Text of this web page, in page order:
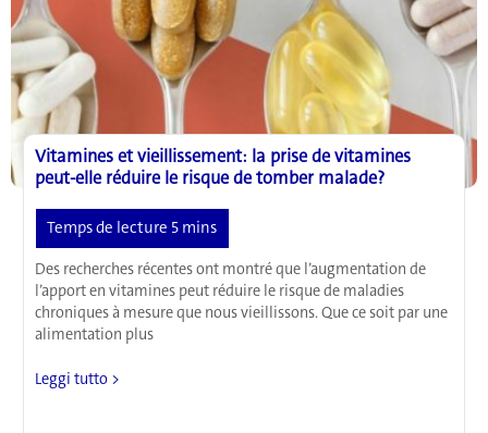
Vitamines et vieillissement: la prise de vitamines
peut-elle réduire le risque de tomber malade?
Des recherches récentes ont montré que l’augmentation de
l’apport en vitamines peut réduire le risque de maladies
chroniques à mesure que nous vieillissons. Que ce soit par une
alimentation plus
Vitamines
Leggi tutto >